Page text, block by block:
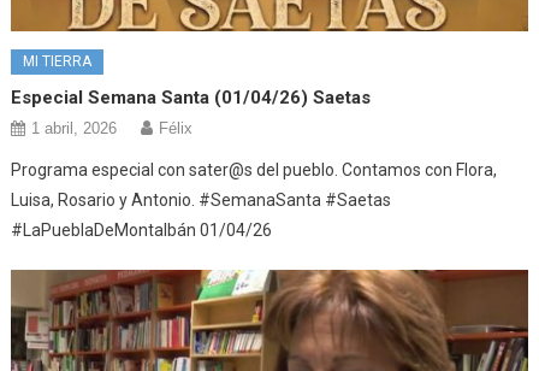
MI TIERRA
Especial Semana Santa (01/04/26) Saetas
1 abril, 2026 Félix
Programa especial con sater@s del pueblo. Contamos con Flora,
Luisa, Rosario y Antonio. #SemanaSanta #Saetas
#LaPueblaDeMontalbán 01/04/26